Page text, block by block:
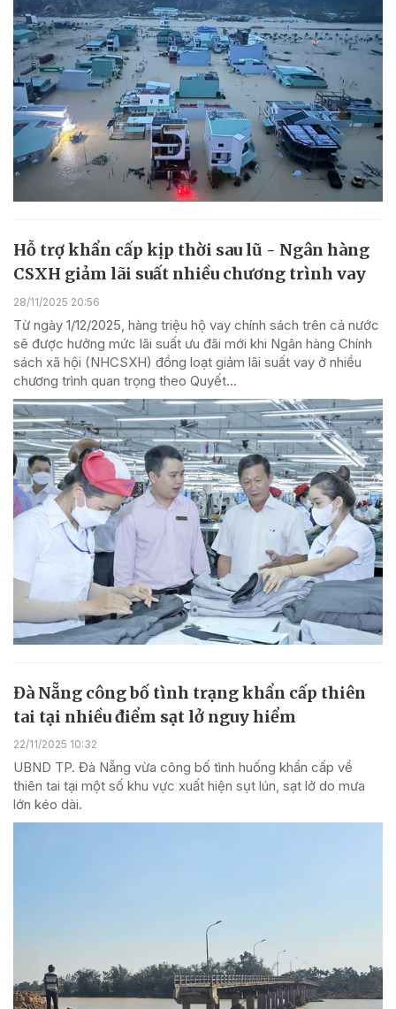
Hỗ trợ khẩn cấp kịp thời sau lũ - Ngân hàng
CSXH giảm lãi suất nhiều chương trình vay
28/11/2025 20:56
Từ ngày 1/12/2025, hàng triệu hộ vay chính sách trên cả nước
sẽ được hưởng mức lãi suất ưu đãi mới khi Ngân hàng Chính
sách xã hội (NHCSXH) đồng loạt giảm lãi suất vay ở nhiều
chương trình quan trọng theo Quyết...
Đà Nẵng công bố tình trạng khẩn cấp thiên
tai tại nhiều điểm sạt lở nguy hiểm
22/11/2025 10:32
UBND TP. Đà Nẵng vừa công bố tình huống khẩn cấp về
thiên tai tại một số khu vực xuất hiện sụt lún, sạt lở do mưa
lớn kéo dài.